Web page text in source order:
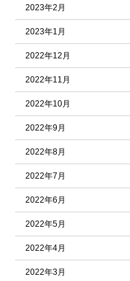
2023年2月
2023年1月
2022年12月
2022年11月
2022年10月
2022年9月
2022年8月
2022年7月
2022年6月
2022年5月
2022年4月
2022年3月